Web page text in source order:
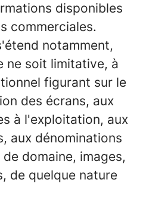
disponibles
commerciales.
notamment,
ne soit limitative, à
figurant sur le
des écrans, aux
à l'exploitation, aux
aux dénominations
domaine, images,
de quelque nature